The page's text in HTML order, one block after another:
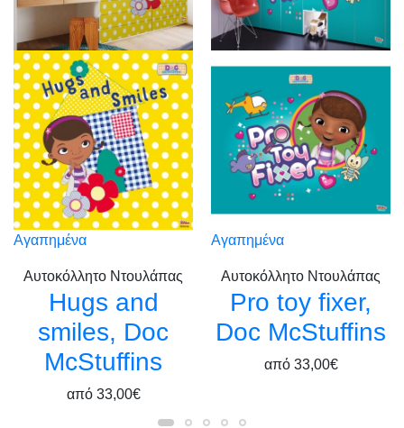
Αγαπημένα
Αυτοκόλλητο Ντουλάπας
Hugs and
smiles, Doc
McStuffins
από 33,00€
Αγαπημένα
Αυτοκόλλητο Ντουλάπας
Pro toy fixer,
Doc McStuffins
από 33,00€